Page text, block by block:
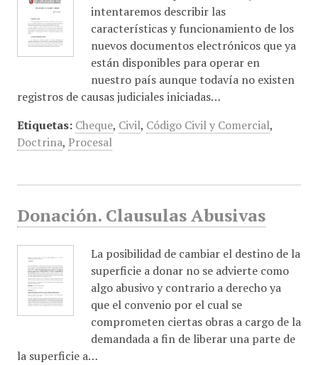
intentaremos describir las
características y funcionamiento de los
nuevos documentos electrónicos que ya
están disponibles para operar en
nuestro país aunque todavía no existen
registros de causas judiciales iniciadas…
Etiquetas: Cheque, Civil, Código Civil y Comercial,
Doctrina, Procesal
Donación. Clausulas Abusivas
La posibilidad de cambiar el destino de la
superficie a donar no se advierte como
algo abusivo y contrario a derecho ya
que el convenio por el cual se
comprometen ciertas obras a cargo de la
demandada a fin de liberar una parte de
la superficie a…